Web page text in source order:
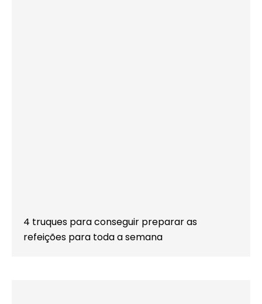
4 truques para conseguir preparar as
refeições para toda a semana